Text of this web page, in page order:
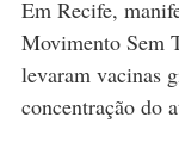
Em Recife,
Movimento Sem
levaram vacinas
concentração do